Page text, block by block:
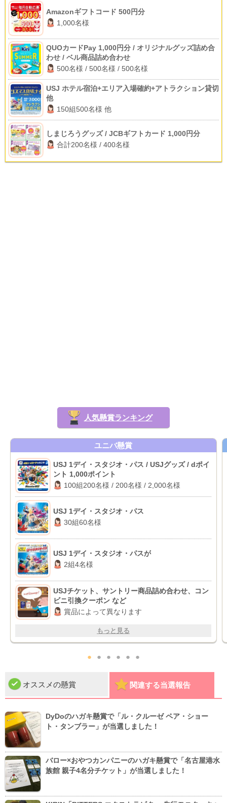
Amazonギフトコード 500円分
1,000名様
QUOカードPay 1,000円分 / オリジナルグッズ詰め合
わせ / ベル商品詰め合わせ
500名様 / 500名様 / 500名様
USJ ホテル宿泊+エリア入場確約+アトラクション貸切
他
150組500名様 他
しまじろうグッズ / JCBギフトカード 1,000円分
合計200名様 / 400名様
人気懸賞ランキング
ユニバ懸賞
USJ 1デイ・スタジオ・パス / USJグッズ / dポイ
ント 1,000ポイント
100組200名様 / 200名様 / 2,000名様
USJ 1デイ・スタジオ・パス
30組60名様
USJ 1デイ・スタジオ・パスが
2組4名様
USJチケット、サントリー商品詰め合わせ、コン
ビニ引換クーポン など
賞品によって異なります
もっと見る
● ● ● ● ● ●
オススメの懸賞 関連する当選報告
DyDoのハガキ懸賞で「ル・クルーゼ ペア・ショー
ト・タンブラー」が当選しました！
バロー×おやつカンパニーのハガキ懸賞で「名古屋港水
族館 親子4名分チケット」が当選しました！